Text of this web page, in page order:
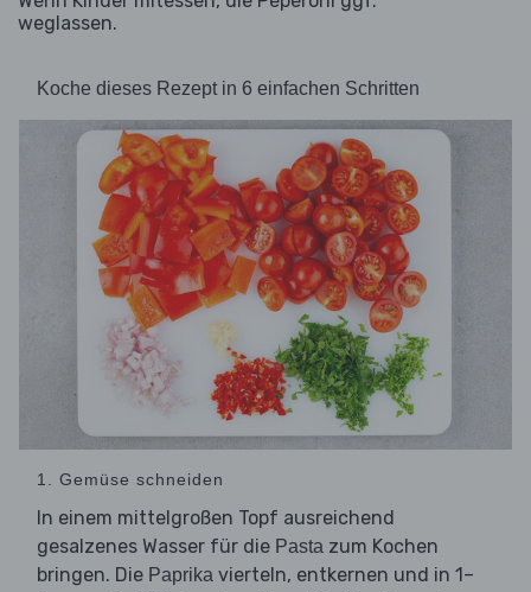
weglassen.
Koche dieses Rezept in 6 einfachen Schritten
1. Gemüse schneiden
In einem mittelgroßen Topf ausreichend
gesalzenes Wasser für die Pasta zum Kochen
bringen. Die Paprika vierteln, entkernen und in 1–